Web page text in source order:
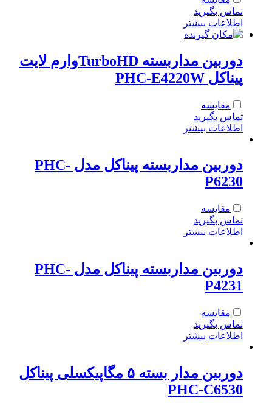
تماس بگیرید
اطلاعات بیشتر
دوربین مداربسته TurboHDوارم لایت
پیناکل PHC-E4220W
مقایسه
تماس بگیرید
اطلاعات بیشتر
دوربین مداربسته پیناکل مدل PHC-
P6230
مقایسه
تماس بگیرید
اطلاعات بیشتر
دوربین مداربسته پیناکل مدل PHC-
P4231
مقایسه
تماس بگیرید
اطلاعات بیشتر
دوربین مدار بسته ۵ مگاپیکسلی پیناکل
PHC-C6530